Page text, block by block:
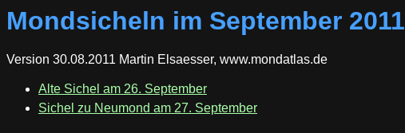
Mondsicheln im September 2011
Version 30.08.2011 Martin Elsaesser, www.mondatlas.de
Alte Sichel am 26. September
Sichel zu Neumond am 27. September